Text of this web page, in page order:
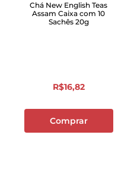
Chá New English Teas
Assam Caixa com 10
Sachês 20g
R$16,82
Comprar